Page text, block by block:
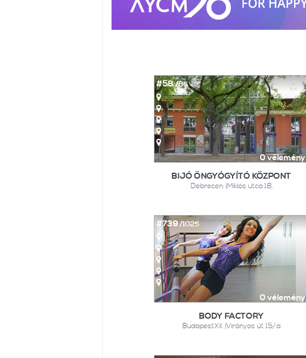
0 vélemény
#58/85
BIJÓ ÖNGYÓGYÍTÓ KÖZPONT
Debrecen |Miklós utca 18.
0 vélemény
#739/1025
BODY FACTORY
BudapestXII. |Virányos út 15/a